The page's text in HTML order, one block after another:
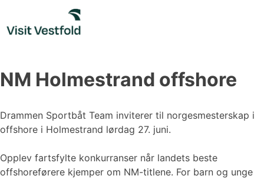
content
NM Holmestrand offshore
Drammen Sportbåt Team inviterer til norgesmesterskap i
offshore i Holmestrand lørdag 27. juni.
Opplev fartsfylte konkurranser når landets beste
offshoreførere kjemper om NM-titlene. For barn og unge